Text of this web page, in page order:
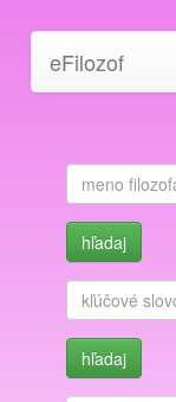
eFilozof